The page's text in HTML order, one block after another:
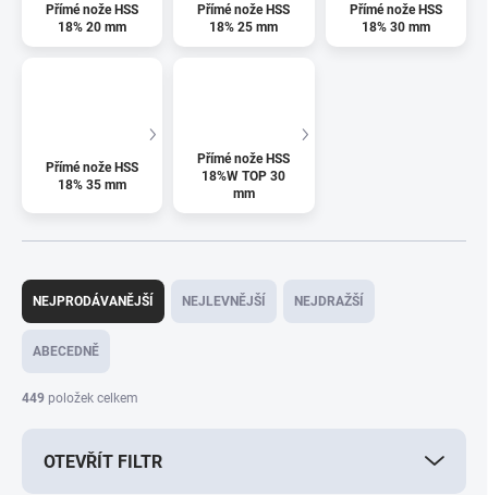
Přímé nože HSS
18% 20 mm
Přímé nože HSS
18% 25 mm
Přímé nože HSS
18% 30 mm
Přímé nože HSS
18% 35 mm
Přímé nože HSS
18%W TOP 30
mm
Ř
z
í
NEJPRODÁVANĚJŠÍ NEJLEVNĚJŠÍ NEJDRAŽŠÍ
ABECEDNĚ
449 položek celkem
OTEVŘÍT FILTR